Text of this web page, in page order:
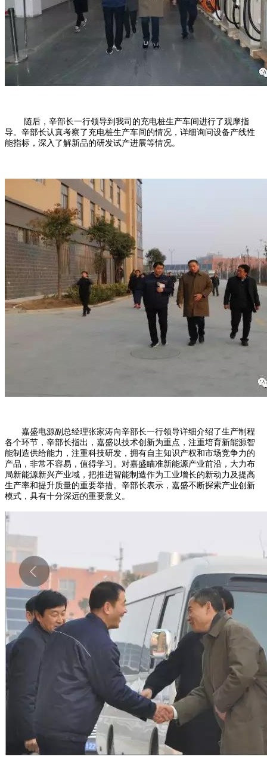
随后，辛部长一行领导到我司的充电桩生产车间进行了观摩指
导。辛部长认真考察了充电桩生产车间的情况，详细询问设备产线性
能指标，深入了解新品的研发试产进展等情况。
嘉盛电源副总经理张家涛向辛部长一行领导详细介绍了生产制程
各个环节，辛部长指出，嘉盛以技术创新为重点，注重培育新能源智
能制造供给能力，注重科技研发，拥有自主知识产权和市场竞争力的
产品，非常不容易，值得学习。对嘉盛瞄准新能源产业前沿，大力布
局新能源新兴产业域，把推进智能制造作为工业增长的新动力及提高
生产率和提升质量的重要举措。辛部长表示，嘉盛不断探索产业创新
模式，具有十分深远的重要意义。